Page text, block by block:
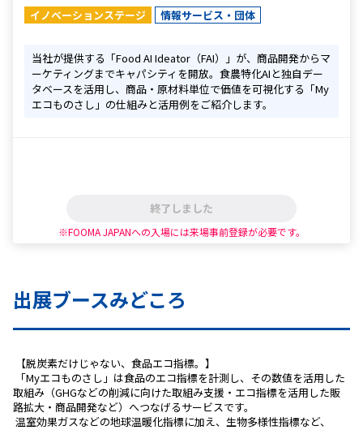
イノベーションステージ 情報サービス・団体
当社が提供する「Food AI Ideator（FAI）」が、商品開発からマ
ーケティングまでキャパシティを開放。食農特化AIと独自デー
タベースを活用し、商品・原材料単位で価値を可視化する「My
エコものさし」の仕組みと活用例をご紹介します。
終了しました
※FOOMA JAPANへの入場には来場事前登録が必要です。
出展ブースみどころ
【脱炭素だけじゃない、食品エコ指標。】
取組み（GHGなどの削減に向けた取組み支援・エコ指標を活用した販
路拡大・商品開発など）へつなげるサービスです。
温室効果ガスなどの地球温暖化指標に加え、生物多様性指標など、